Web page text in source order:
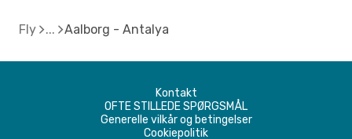
Fly Aalborg - Antalya
Kontakt
OFTE STILLEDE SPØRGSMÅL
Generelle vilkår og betingelser
Cookiepolitik